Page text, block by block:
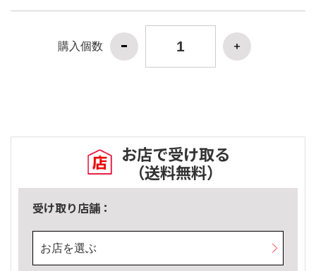
購入個数
お店で受け取る
（送料無料）
受け取り店舗：
お店を選ぶ